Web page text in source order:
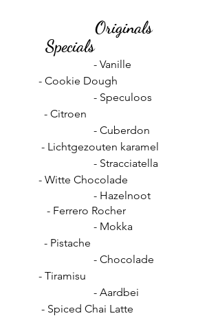
Originals
Specials
- Vanille
- Cookie Dough
- Speculoos
- Citroen
- Cuberdon
- Lichtgezouten karamel
- Stracciatella
- Witte Chocolade
- Hazelnoot
- Ferrero Rocher
- Mokka
- Pistache
- Chocolade
- Tiramisu
- Aardbei
- Spiced Chai Latte